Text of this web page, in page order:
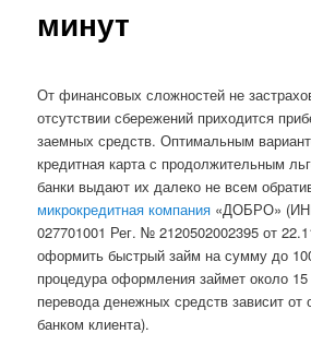
минут
От финансовых сложностей не
отсутствии сбережений приходится
заемных средств. Оптимальным
кредитная карта с продолжительным
банки выдают их далеко не всем
микрокредитная компания «ДОБРО»
027701001 Рег. № 2120502002395 от
оформить быстрый займ на сумму до
процедура оформления займет около
перевода денежных средств зависит от
банком клиента).